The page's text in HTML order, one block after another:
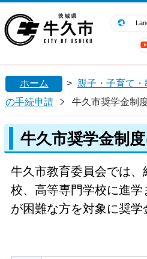
閉じる
ホーム > 親子・子育て・
の手続申請
牛久市奨学金制
牛久市奨学金制
牛久市教育委員会では
校、高等専門学校に進学
が困難な方を対象に奨学